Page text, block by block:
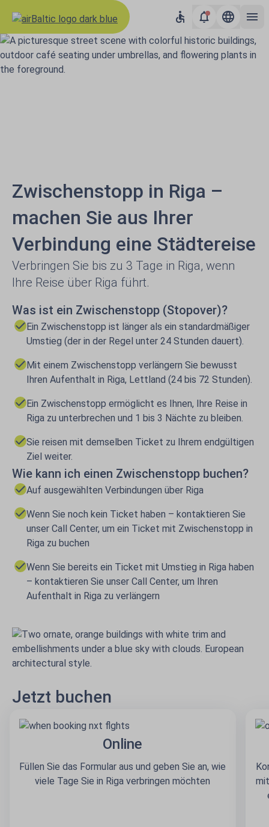
Zwischenstopp in Riga –
machen Sie aus Ihrer
Verbindung eine Städtereise
Verbringen Sie bis zu 3 Tage in Riga, wenn
Ihre Reise über Riga führt.
Was ist ein Zwischenstopp (Stopover)?
Ein Zwischenstopp ist länger als ein standardmäßiger
Umstieg (der in der Regel unter 24 Stunden dauert).
Mit einem Zwischenstopp verlängern Sie bewusst
Ihren Aufenthalt in Riga, Lettland (24 bis 72 Stunden).
Ein Zwischenstopp ermöglicht es Ihnen, Ihre Reise in
Riga zu unterbrechen und 1 bis 3 Nächte zu bleiben.
Sie reisen mit demselben Ticket zu Ihrem endgültigen
Ziel weiter.
Wie kann ich einen Zwischenstopp buchen?
Auf ausgewählten Verbindungen über Riga
Wenn Sie noch kein Ticket haben – kontaktieren Sie
unser Call Center, um ein Ticket mit Zwischenstopp in
Riga zu buchen
Wenn Sie bereits ein Ticket mit Umstieg in Riga haben
– kontaktieren Sie unser Call Center, um Ihren
Aufenthalt in Riga zu verlängern
Jetzt buchen
Online
Füllen Sie das Formular aus und geben Sie an, wie
viele Tage Sie in Riga verbringen möchten